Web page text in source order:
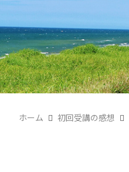
ホーム 初回受講の感想